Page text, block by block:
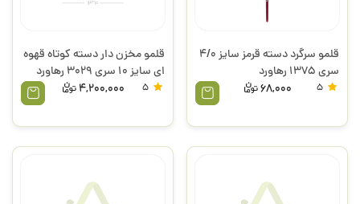
قلمو سرگرد دسته قرمز سایز 4/0
سری 1375 رهاورد
68,000
قلمو مخزن دار دسته کوتاه قهوه
ای سایز 10 سری 3029 رهاورد
4,200,000